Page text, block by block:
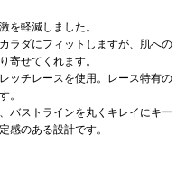
を軽減しました。
ラダにフィットしますが、肌への
寄せてくれます。
ッチレースを使用。レース特有の
。
バストラインを丸くキレイにキー
感のある設計です。